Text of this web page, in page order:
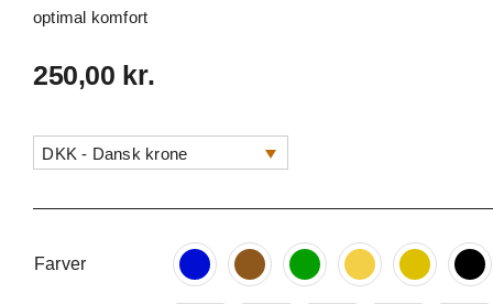
optimal komfort
250,00 kr.
DKK - Dansk krone
Farver